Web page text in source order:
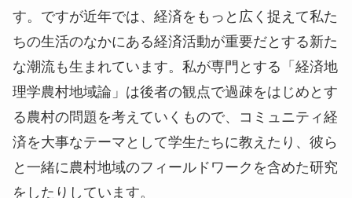
す。ですが近年では、経済をもっと広く捉えて私た
ちの生活のなかにある経済活動が重要だとする新た
な潮流も生まれています。私が専門とする「経済地
理学農村地域論」は後者の観点で過疎をはじめとす
る農村の問題を考えていくもので、コミュニティ経
済を大事なテーマとして学生たちに教えたり、彼ら
と一緒に農村地域のフィールドワークを含めた研究
をしたりしています。